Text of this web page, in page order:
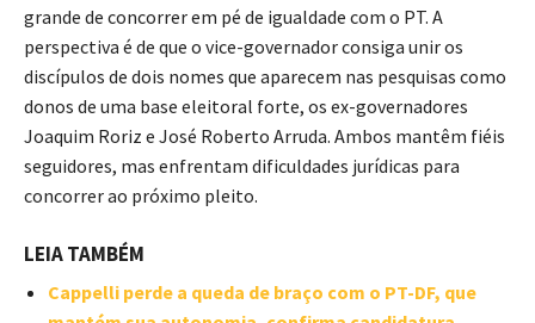
grande de concorrer em pé de igualdade com o PT. A
perspectiva é de que o vice-governador consiga unir os
discípulos de dois nomes que aparecem nas pesquisas como
donos de uma base eleitoral forte, os ex-governadores
Joaquim Roriz e José Roberto Arruda. Ambos mantêm fiéis
seguidores, mas enfrentam dificuldades jurídicas para
concorrer ao próximo pleito.
LEIA TAMBÉM
Cappelli perde a queda de braço com o PT-DF, que